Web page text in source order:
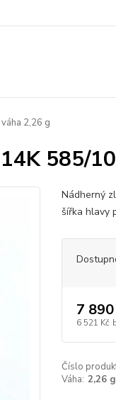
2,26 g
585/
Nádherný
šířka hlavy
7
6 521 Kč
Číslo
Váha: 2,26 g